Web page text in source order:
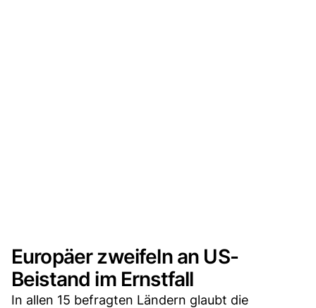
Europäer zweifeln an US-
Beistand im Ernstfall
In allen 15 befragten Ländern glaubt die